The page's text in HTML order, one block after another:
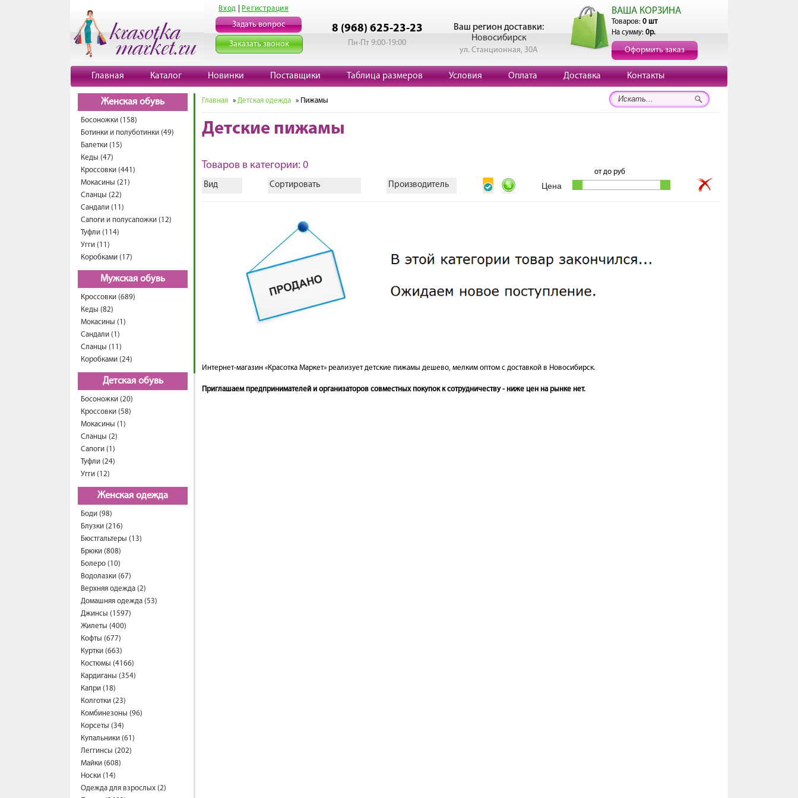
Вход Регистрация
Задать вопрос
Заказать звонок
8 (968) 625-23-23
Пн-Пт 9:00-19:00
Ваш регион доставки:
Новосибирск
ул. Станционная, 30А
ВАША КОРЗИНА
Товаров: 0 шт
На сумму: 0р.
Оформить заказ
Главная Каталог Новинки Поставщики Таблица размеров Условия Оплата Доставка Контакты
Женская обувь
Босоножки (158)
Ботинки и полуботинки (49)
Балетки (15)
Кеды (47)
Кроссовки (441)
Мокасины (21)
Сланцы (22)
Сандали (11)
Сапоги и полусапожки (12)
Туфли (114)
Угги (11)
Коробками (17)
Мужская обувь
Кроссовки (689)
Кеды (82)
Мокасины (1)
Сандали (1)
Сланцы (11)
Коробками (24)
Детская обувь
Босоножки (20)
Кроссовки (58)
Мокасины (1)
Сланцы (2)
Сапоги (1)
Туфли (24)
Угги (12)
Женская одежда
Боди (98)
Блузки (216)
Бюстгальтеры (13)
Брюки (808)
Болеро (10)
Водолазки (67)
Верхняя одежда (2)
Домашняя одежда (53)
Джинсы (1597)
Жилеты (400)
Кофты (677)
Куртки (663)
Костюмы (4166)
Кардиганы (354)
Капри (18)
Колготки (23)
Комбинезоны (96)
Корсеты (34)
Купальники (61)
Леггинсы (202)
Майки (608)
Носки (14)
Одежда для взрослых (2)
Главная » Детская одежда » Пижамы
Детские пижамы
Товаров в категории: 0
Вид Сортировать Производитель
отдо руб
Интернет-магазин «Красотка Маркет» реализует детские пижамы дешево, мелким оптом с доставкой в Новосибирск.
Приглашаем предпринимателей и организаторов совместных покупок к сотрудничеству - ниже цен на рынке нет.